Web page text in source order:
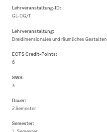
Lehrveranstaltung-ID:
GL-DG/T
Lehrveranstaltung:
Dreidimensionales und räumliches
ECTS Credit-Points:
6
SWS:
3
Dauer:
2 Semester
Semester: